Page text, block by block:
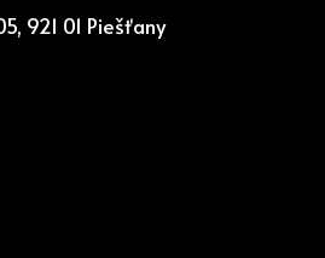
921 01 Piešťany